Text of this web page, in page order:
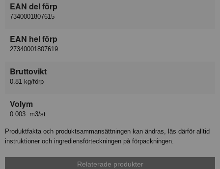
EAN del förp
7340001807615
EAN hel förp
27340001807619
Bruttovikt
0.81 kg/förp
Volym
0.003 m3/st
Produktfakta och produktsammansättningen kan ändras, läs därför alltid
instruktioner och ingrediensförteckningen på förpackningen.
Relaterade produkter